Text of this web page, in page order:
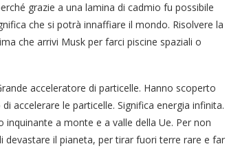
grazie a una lamina di cadmio fu possibile
che si potrà innaffiare il mondo. Risolvere la
che arrivi Musk per farci piscine spaziali o
acceleratore di particelle. Hanno scoperto
accelerare le particelle. Significa energia infinita.
a monte e a valle della Ue. Per non
devastare il pianeta, per tirar fuori terre rare e far